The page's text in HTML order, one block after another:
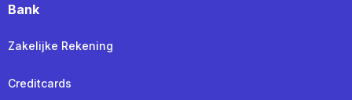
Bank
Zakelijke Rekening
Creditcards